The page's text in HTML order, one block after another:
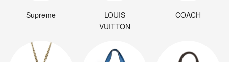
Supreme
LOUIS
VUITTON
COACH